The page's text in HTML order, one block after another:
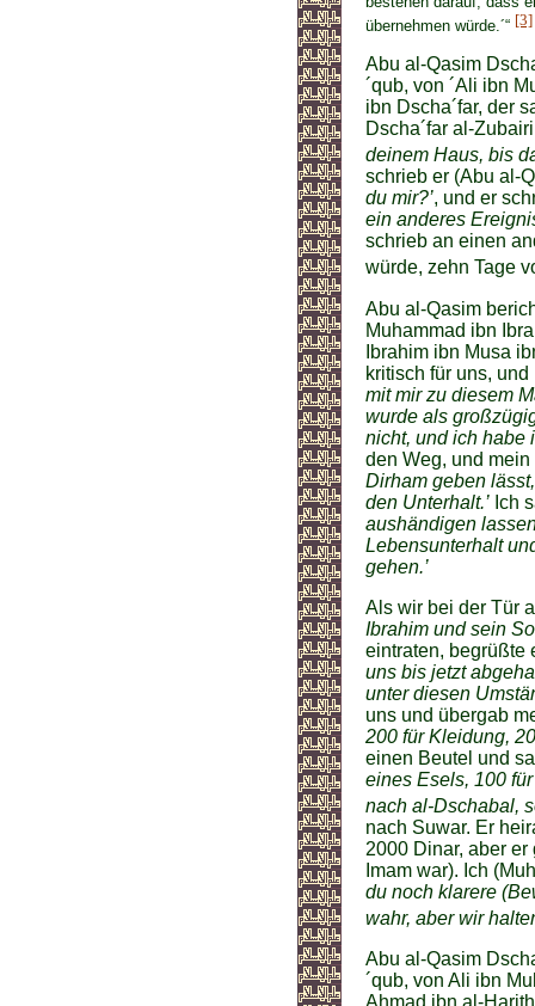
übernehmen würde.´“ [3]
Abu al-Qasim
´qub, von ´Ali ibn
ibn Dscha´far, der
Dscha´far al-
deinem Haus, bis
schrieb er (Abu al-
du mir?’, und er
ein anderes
schrieb an einen
würde, zehn Tage
Abu al-Qasim
Muhammad ibn
Ibrahim ibn Musa
kritisch für uns,
mit mir zu diesem
wurde als
nicht, und ich habe
den Weg, und
Dirham geben
den Unterhalt.’ Ich
aushändigen
Lebensunterhalt
gehen.’
Als wir bei der Tür
Ibrahim und sein
eintraten, begrüßte
uns bis jetzt
unter diesen
uns und übergab
200 für Kleidung,
einen Beutel und
eines Esels, 100
nach al-Dschabal,
nach Suwar. Er
2000 Dinar, aber er
Imam war). Ich
du noch klarere
wahr, aber wir
Abu al-Qasim
´qub, von Ali ibn